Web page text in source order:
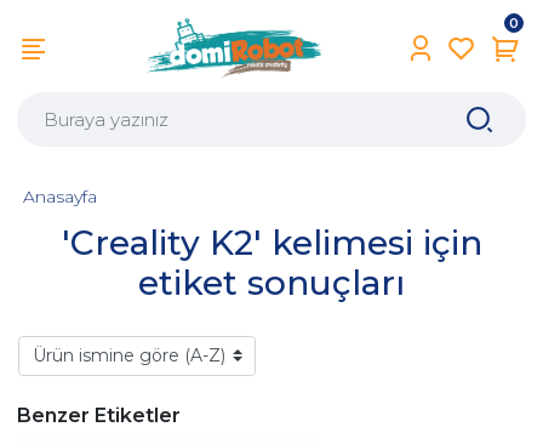
0
'Creality K2' kelimesi için
etiket sonuçları
Anasayfa
Benzer Etiketler